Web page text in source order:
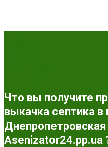
Что вы получите
выкачка септика в
Asenizator24.pp.ua